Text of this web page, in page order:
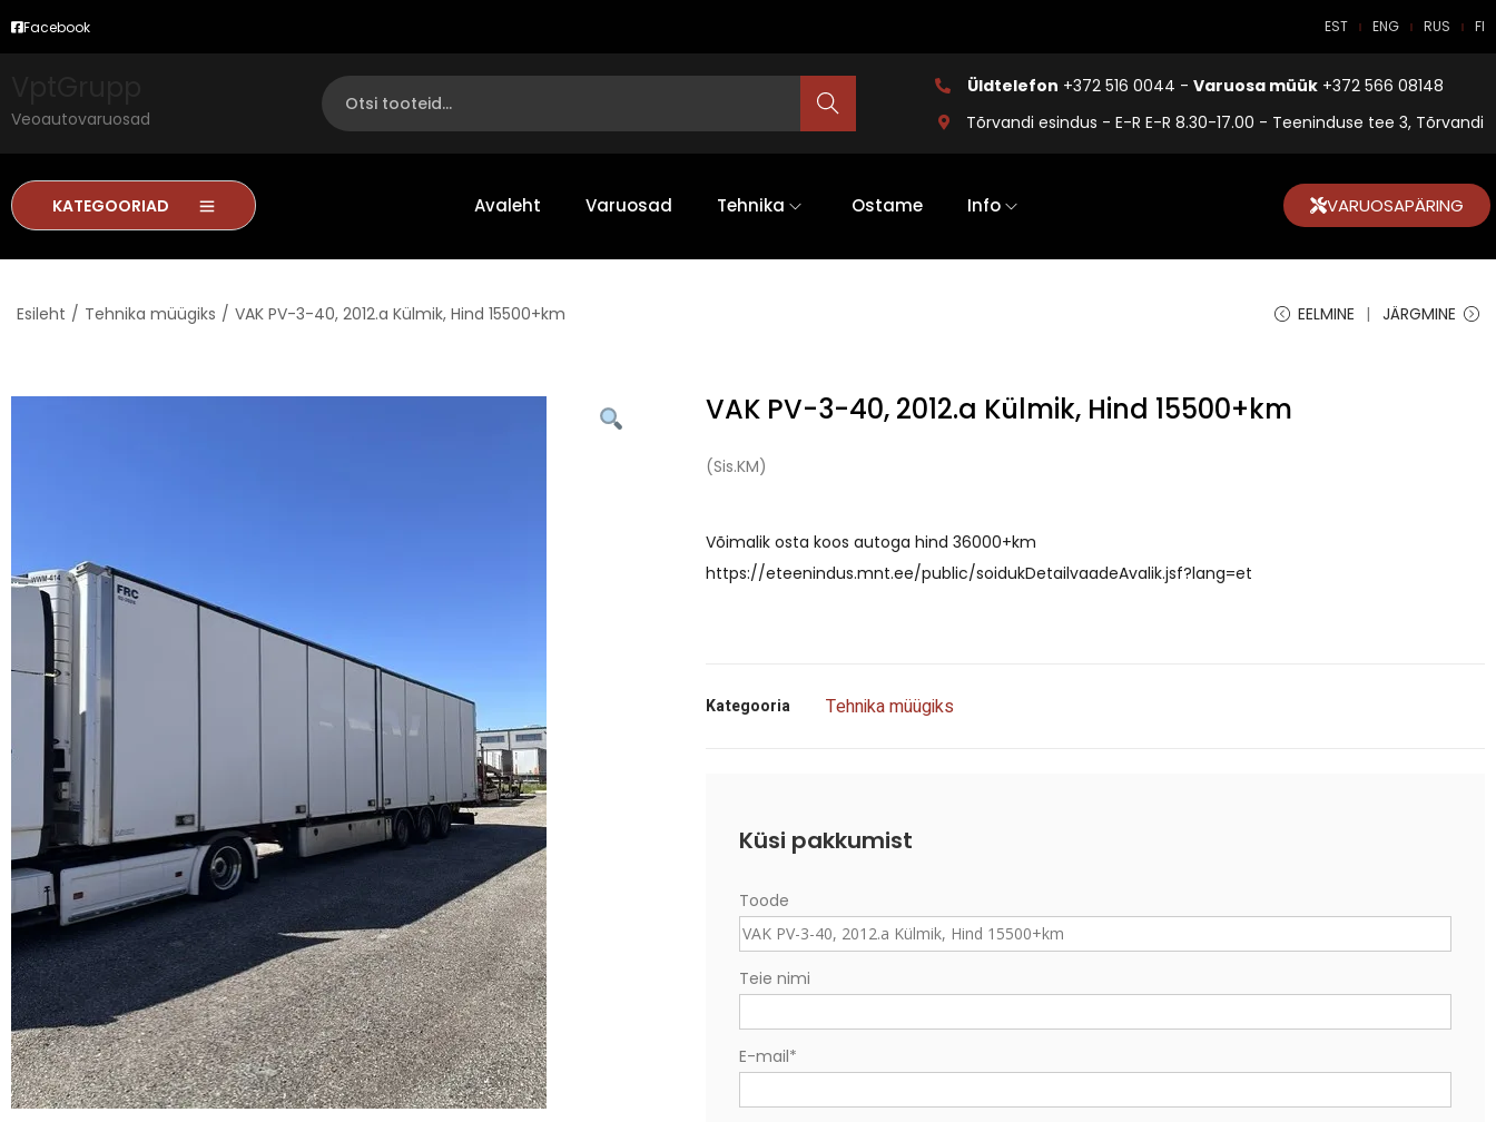
Facebook EST ENG RUS FI
Veoautovaruosad
Search
Üldtelefon +372 516 0044 -Varuosa müük +372 566 08148
Tõrvandi esindus - E-R E-R 8.30-17.00 - Teeninduse tee 3, Tõrvandi
KATEGOORIAD Avaleht Varuosad Tehnika Ostame Info VARUOSAPÄRING
Esileht / Tehnika müügiks / VAK PV-3-40, 2012.a Külmik, Hind 15500+km EELMINE JÄRGMINE
VAK PV-3-40, 2012.a Külmik, Hind 15500+km
(Sis.KM)
Võimalik osta koos autoga hind 36000+km
https://eteenindus.mnt.ee/public/soidukDetailvaadeAvalik.jsf?lang=et
Kategooria Tehnika müügiks
Küsi pakkumist
Toode
Teie nimi
E-mail*